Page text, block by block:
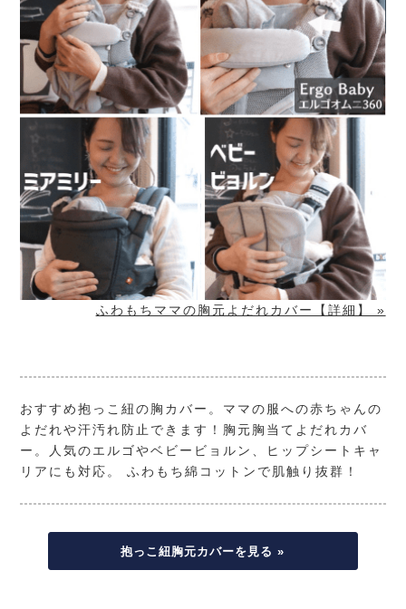
ふわもちママの胸元よだれカバー【詳細】 »
おすすめ抱っこ紐の胸カバー。ママの服への赤ちゃんの
よだれや汗汚れ防止できます！胸元胸当てよだれカバ
ー。人気のエルゴやベビービョルン、ヒップシートキャ
リアにも対応。 ふわもち綿コットンで肌触り抜群！
抱っこ紐胸元カバーを見る »